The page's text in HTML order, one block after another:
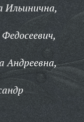
Ильинична,
Андреевна,